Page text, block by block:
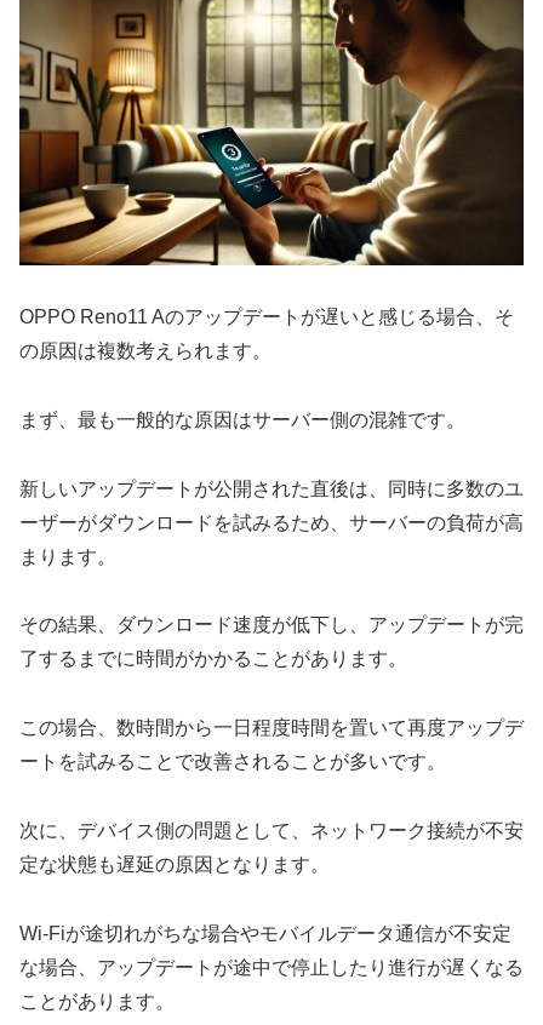
OPPO Reno11 Aのアップデートが遅いと感じる場合、そ
の原因は複数考えられます。
まず、最も一般的な原因はサーバー側の混雑です。
新しいアップデートが公開された直後は、同時に多数のユ
ーザーがダウンロードを試みるため、サーバーの負荷が高
まります。
その結果、ダウンロード速度が低下し、アップデートが完
了するまでに時間がかかることがあります。
この場合、数時間から一日程度時間を置いて再度アップデ
ートを試みることで改善されることが多いです。
次に、デバイス側の問題として、ネットワーク接続が不安
定な状態も遅延の原因となります。
Wi-Fiが途切れがちな場合やモバイルデータ通信が不安定
な場合、アップデートが途中で停止したり進行が遅くなる
ことがあります。